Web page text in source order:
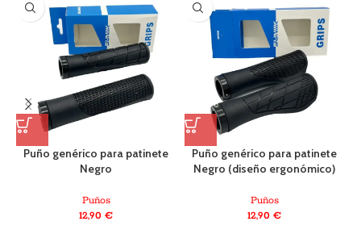
Puño genérico para patinete
Negro
Puños
12,90€
Puño genérico para patinete
Negro (diseño ergonómico)
Puños
12,90€